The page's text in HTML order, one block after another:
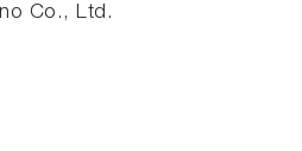
Co., Ltd.